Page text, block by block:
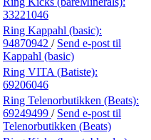
33221046
Ring Kappahl (basic):
94870942 / Send e-post til
Kappahl (basic)
Ring VITA (Batiste):
69206046
Ring Telenorbutikken (Beats):
69249499 / Send e-post til
Telenorbutikken (Beats)